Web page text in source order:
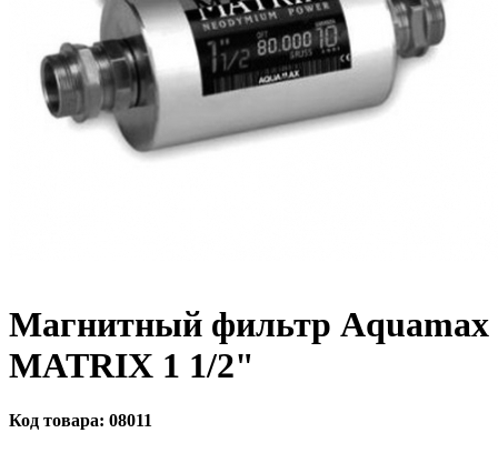
Магнитный фильтр Aquamax
MATRIX 1 1/2"
Код товара: 08011